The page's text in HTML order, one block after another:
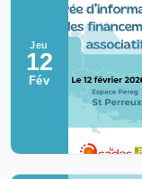
Jeu
12
Fév